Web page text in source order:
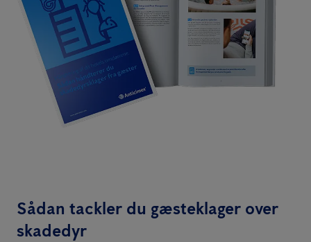
Sådan tackler du gæsteklager over
skadedyr